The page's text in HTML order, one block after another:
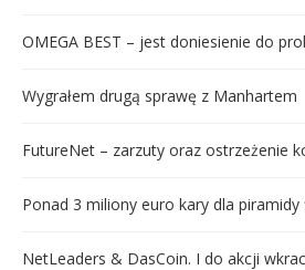
OMEGA BEST – jest doniesienie do
Wygrałem drugą sprawę z Manhartem
FutureNet – zarzuty oraz ostrzeżenie
Ponad 3 miliony euro kary dla
NetLeaders & DasCoin. I do akcji